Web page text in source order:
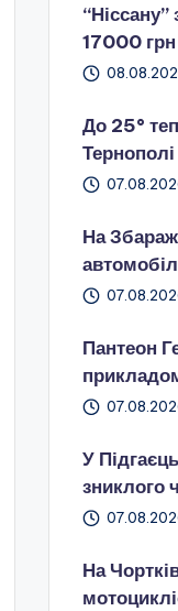
“Ніссану”
17000
До 25°
На
Пантеон
У
зниклого
На